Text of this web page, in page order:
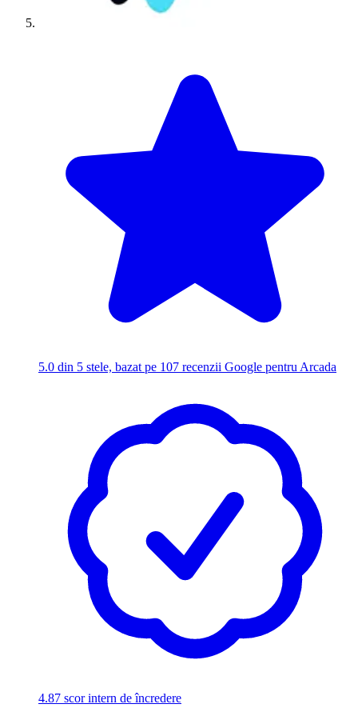
5.0 din 5 stele, bazat pe 107 recenzii Google pentru Arcada
4.87 scor intern de încredere